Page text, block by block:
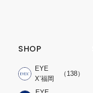
SHOP
EYE
X’福岡
（138）